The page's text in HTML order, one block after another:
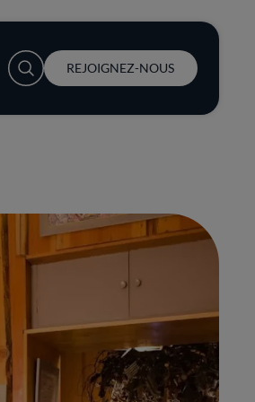
User account menu
REJOIGNEZ-NOUS